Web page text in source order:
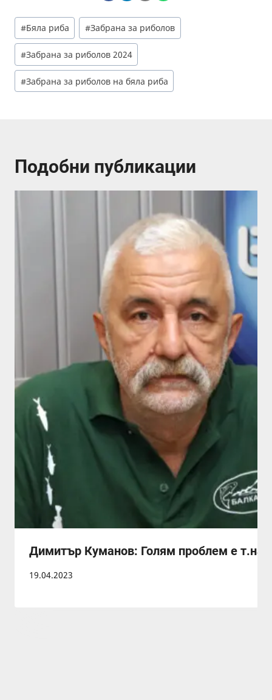
Post
Tags:
#Бяла риба #Забрана за риболов
#Забрана за риболов 2024
#Забрана за риболов на бяла риба
Подобни публикации
Димитър Куманов: Голям проблем е
19.04.2023